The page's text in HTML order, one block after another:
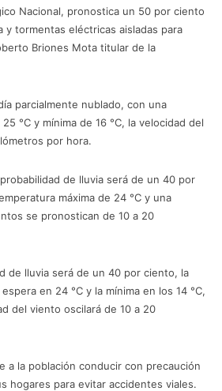
Nacional, pronostica un 50 por ciento
y tormentas eléctricas aisladas para
Briones Mota titular de la
parcialmente nublado, con una
°C y mínima de 16 °C, la velocidad del
por hora.
de lluvia será de un 40 por
máxima de 24 °C y una
se pronostican de 10 a 20
de lluvia será de un 40 por ciento, la
en 24 °C y la mínima en los 14 °C,
del viento oscilará de 10 a 20
a la población conducir con precaución
hogares para evitar accidentes viales.